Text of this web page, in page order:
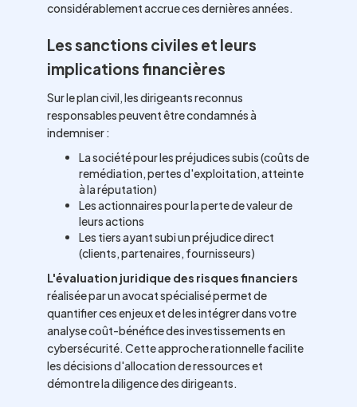
considérablement accrue ces dernières années.
Les sanctions civiles et leurs
implications financières
Sur le plan civil, les dirigeants reconnus
responsables peuvent être condamnés à
indemniser :
La société pour les préjudices subis (coûts de
remédiation, pertes d'exploitation, atteinte
à la réputation)
Les actionnaires pour la perte de valeur de
leurs actions
Les tiers ayant subi un préjudice direct
(clients, partenaires, fournisseurs)
L'évaluation juridique des risques financiers
réalisée par un avocat spécialisé permet de
quantifier ces enjeux et de les intégrer dans votre
analyse coût-bénéfice des investissements en
cybersécurité. Cette approche rationnelle facilite
les décisions d'allocation de ressources et
démontre la diligence des dirigeants.